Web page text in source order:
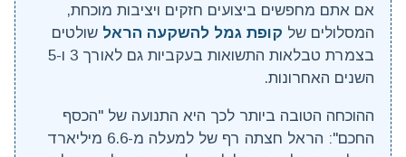
אם אתם מחפשים ביצועים חזקים ויציבות מוכחת,
המסלולים של קופת גמל להשקעה הראל שולטים
בצמרת טבלאות התשואות בעקביות גם לאורך 3 ו-5
השנים האחרונות.
ההוכחה הטובה ביותר לכך היא התנועה של "הכסף
החכם": הראל חצתה רף של למעלה מ-6.6 מיליארד